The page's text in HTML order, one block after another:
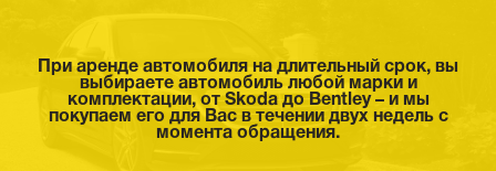
При аренде автомобиля на длительный срок, вы
выбираете автомобиль любой марки и
комплектации, от Skoda до Bentley – и мы
покупаем его для Вас в течении двух недель с
момента обращения.